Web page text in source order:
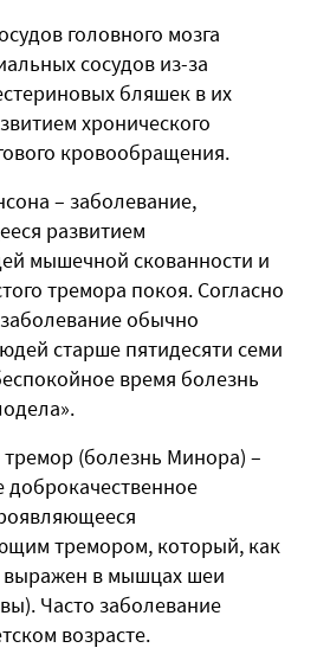
головного мозга
сосудов из-за
бляшек в их
хронического
кровообращения.
– заболевание,
развитием
мышечной скованности и
тремора покоя. Согласно
заболевание обычно
старше пятидесяти семи
время болезнь
(болезнь Минора) –
доброкачественное
тремором, который, как
выражен в мышцах шеи
Часто заболевание
возрасте.